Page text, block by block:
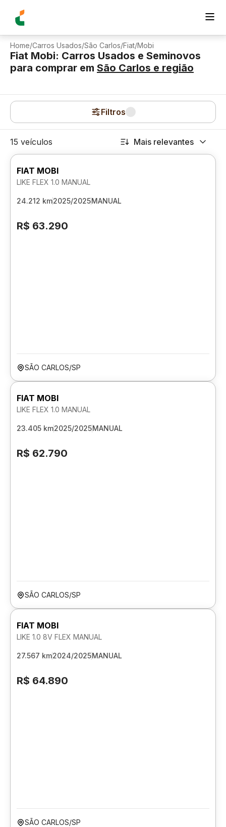
Home/Carros Usados/São Carlos/Fiat/Mobi
Fiat Mobi: Carros Usados e Seminovos
para comprar em São Carlos e região
Filtros
15 veículos Mais relevantes
FIAT MOBI
LIKE FLEX 1.0 MANUAL
24.212 km2025/2025MANUAL
R$ 63.290
SÃO CARLOS/SP
FIAT MOBI
LIKE FLEX 1.0 MANUAL
23.405 km2025/2025MANUAL
R$ 62.790
SÃO CARLOS/SP
FIAT MOBI
LIKE 1.0 8V FLEX MANUAL
27.567 km2024/2025MANUAL
R$ 64.890
SÃO CARLOS/SP